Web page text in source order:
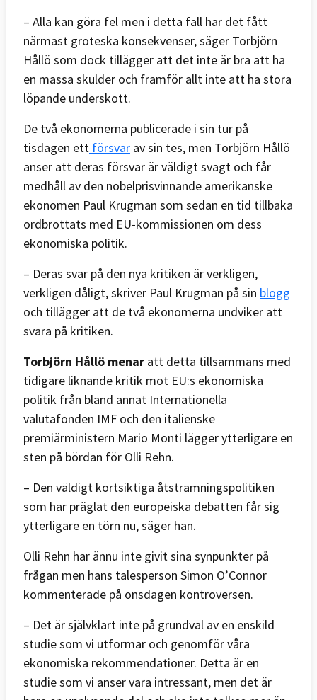
– Alla kan göra fel men i detta fall har det fått
närmast groteska konsekvenser, säger Torbjörn
Hållö som dock tillägger att det inte är bra att ha
en massa skulder och framför allt inte att ha stora
löpande underskott.
De två ekonomerna publicerade i sin tur på
tisdagen ett försvar av sin tes, men Torbjörn Hållö
anser att deras försvar är väldigt svagt och får
medhåll av den nobelprisvinnande amerikanske
ekonomen Paul Krugman som sedan en tid tillbaka
ordbrottats med EU-kommissionen om dess
ekonomiska politik.
– Deras svar på den nya kritiken är verkligen,
verkligen dåligt, skriver Paul Krugman på sin blogg
och tillägger att de två ekonomerna undviker att
svara på kritiken.
Torbjörn Hållö menar att detta tillsammans med
tidigare liknande kritik mot EU:s ekonomiska
politik från bland annat Internationella
valutafonden IMF och den italienske
premiärministern Mario Monti lägger ytterligare en
sten på bördan för Olli Rehn.
– Den väldigt kortsiktiga åtstramningspolitiken
som har präglat den europeiska debatten får sig
ytterligare en törn nu, säger han.
Olli Rehn har ännu inte givit sina synpunkter på
frågan men hans talesperson Simon O’Connor
kommenterade på onsdagen kontroversen.
– Det är självklart inte på grundval av en enskild
studie som vi utformar och genomför våra
ekonomiska rekommendationer. Detta är en
studie som vi anser vara intressant, men det är